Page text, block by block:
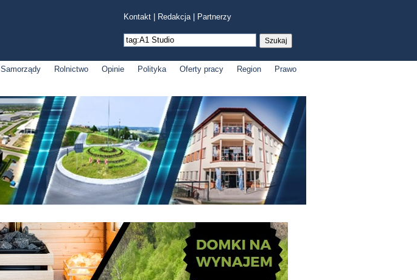
Kontakt Redakcja| Partnerzy
Samorządy Rolnictwo Opinie Polityka Oferty pracy Region
Prawo